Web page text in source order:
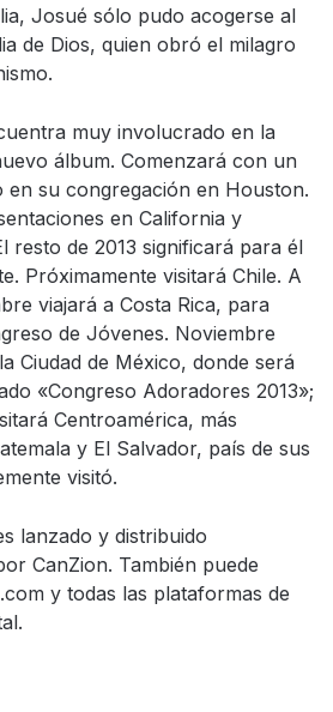
Josué sólo pudo acogerse al
de Dios, quien obró el milagro
muy involucrado en la
álbum. Comenzará con un
en su congregación en Houston.
en California y
resto de 2013 significará para él
Próximamente visitará Chile. A
viajará a Costa Rica, para
de Jóvenes. Noviembre
Ciudad de México, donde será
«Congreso Adoradores 2013»;
Centroamérica, más
y El Salvador, país de sus
visitó.
lanzado y distribuido
CanZion. También puede
y todas las plataformas de